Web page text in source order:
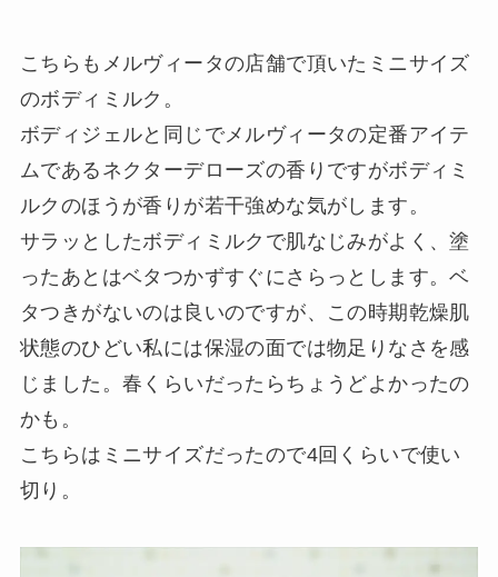
こちらもメルヴィータの店舗で頂いたミニサイズ
のボディミルク。
ボディジェルと同じでメルヴィータの定番アイテ
ムであるネクターデローズの香りですがボディミ
ルクのほうが香りが若干強めな気がします。
サラッとしたボディミルクで肌なじみがよく、塗
ったあとはベタつかずすぐにさらっとします。ベ
タつきがないのは良いのですが、この時期乾燥肌
状態のひどい私には保湿の面では物足りなさを感
じました。春くらいだったらちょうどよかったの
かも。
こちらはミニサイズだったので4回くらいで使い
切り。